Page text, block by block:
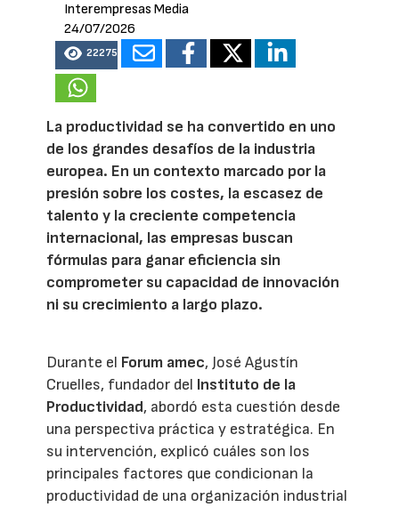
Interempresas Media
24/07/2026
22275
La productividad se ha convertido en uno
de los grandes desafíos de la industria
europea. En un contexto marcado por la
presión sobre los costes, la escasez de
talento y la creciente competencia
internacional, las empresas buscan
fórmulas para ganar eficiencia sin
comprometer su capacidad de innovación
ni su crecimiento a largo plazo.
Durante el Forum amec, José Agustín
Cruelles, fundador del Instituto de la
Productividad, abordó esta cuestión desde
una perspectiva práctica y estratégica. En
su intervención, explicó cuáles son los
principales factores que condicionan la
productividad de una organización industrial